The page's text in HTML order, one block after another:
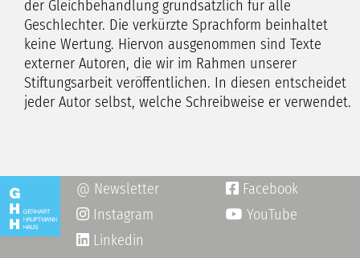
der Gleichbehandlung grundsätzlich für alle
Geschlechter. Die verkürzte Sprachform beinhaltet
keine Wertung. Hiervon ausgenommen sind Texte
externer Autoren, die wir im Rahmen unserer
Stiftungsarbeit veröffentlichen. In diesen entscheidet
jeder Autor selbst, welche Schreibweise er verwendet.
@ Newsletter  Facebook
Instagram
YouTube
Linkedin